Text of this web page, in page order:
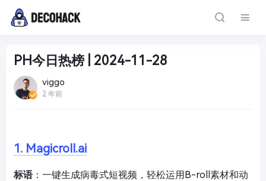
PH今日热榜 | 2024-11-28
viggo
2 年前
1. Magicroll.ai
标语：一键生成病毒式短视频，轻松运用B-roll素材和动